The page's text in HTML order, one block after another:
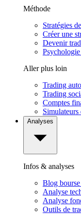
Méthode
Stratégies
Créer une
Devenir
Aller plus loin
Trading
Trading
Comptes
Simulateurs
Analyses
Infos & analyses
Blog
Analyse
Analyse
Outils de